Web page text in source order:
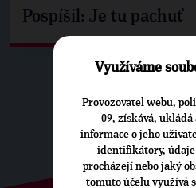
Pospíšil: Je tu pachuť
Využíváme
Provozovatel webu,
09, získává, ukládá
informace o jeho
identifikátory,
procházejí nebo jaký
tomuto účelu využívá